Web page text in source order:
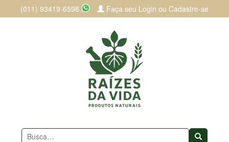
(011) 93419-6598 Faça seu Login ou Cadastre-se
Buscar